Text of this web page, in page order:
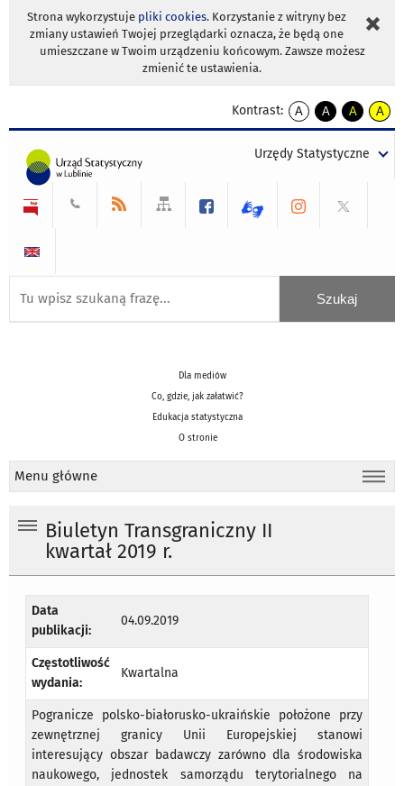
Strona wykorzystuje pliki cookies. Korzystanie z witryny bez
zmiany ustawień Twojej przeglądarki oznacza, że będą one
umieszczane w Twoim urządzeniu końcowym. Zawsze możesz
zmienić te ustawienia.
Kontrast:
A
kontrast
A
kontrast
tekst
czarnym
A
kontrast
tekst
czarnym
A
tekst
żółtym
Urzędy Statystyczne
Dla mediów
Co, gdzie, jak załatwić?
Edukacja statystyczna
O stronie
Menu główne
Biuletyn Transgraniczny II
kwartał 2019 r.
Data
publikacji:
04.09.2019
Częstotliwość
wydania:
Kwartalna
Pogranicze polsko-białorusko-ukraińskie położone przy
zewnętrznej granicy Unii Europejskiej stanowi
interesujący obszar badawczy zarówno dla środowiska
naukowego, jednostek samorządu terytorialnego na